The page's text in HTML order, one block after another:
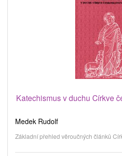
Katechismus v duchu Církve
Medek Rudolf
Základní přehled věroučných článků